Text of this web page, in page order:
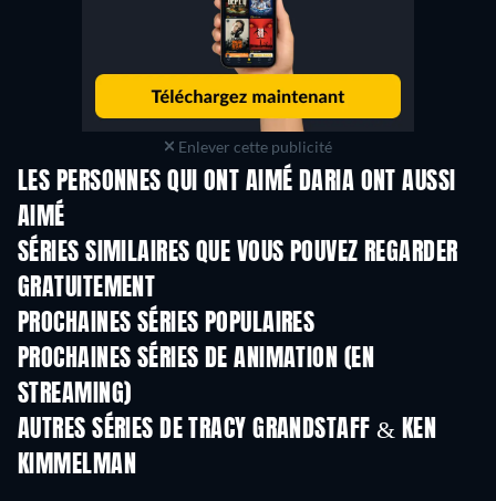
Enlever cette publicité
LES PERSONNES QUI ONT AIMÉ DARIA ONT AUSSI
AIMÉ
SÉRIES SIMILAIRES QUE VOUS POUVEZ REGARDER
GRATUITEMENTSérie
PROCHAINES SÉRIES POPULAIRES
Série Série
PROCHAINES SÉRIES DE ANIMATION (EN
STREAMING)Saison 4
AUTRES SÉRIES DE TRACY GRANDSTAFF & KEN
KIMMELMAN